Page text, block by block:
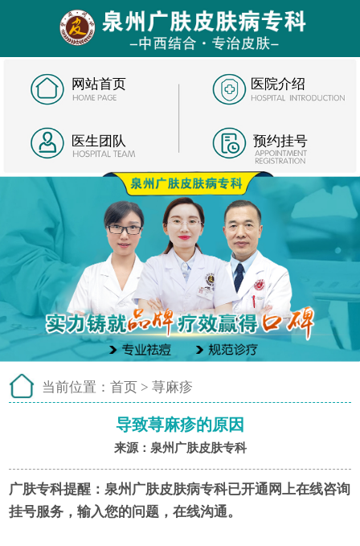
网站首页 医院介绍
医生团队 预约挂号
当前位置： 首页 > 荨麻疹
导致荨麻疹的原因
来源：泉州广肤皮肤专科
广肤专科提醒： 泉州广肤皮肤病专科已开通网上在线咨询
挂号服务，输入您的问题，在线沟通。